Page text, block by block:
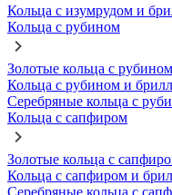
Кольца с изумрудом и
Кольца с рубином
Золотые кольца с рубином
Кольца с рубином и
Серебряные кольца с
Кольца с сапфиром
Золотые кольца с
Кольца с сапфиром и
Серебряные кольца с